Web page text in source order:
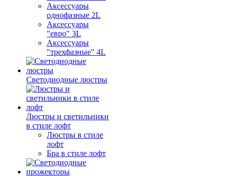
Аксессуары
однофазные 2L
Аксессуары
"евро" 3L
Аксессуары
"трехфазные" 4L
Светодиодные люстры
Люстры и светильники
в стиле лофт
Люстры в стиле
лофт
Бра в стиле лофт